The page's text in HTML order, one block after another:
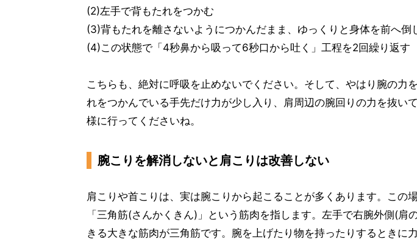
(2)左手で背もたれをつかむ
(3)背もたれを離さないようにつかんだまま、ゆっくりと身体を前へ倒
(4)この状態で「4秒鼻から吸って6秒口から吐く」工程を2回繰り返す
こちらも、絶対に呼吸を止めないでください。そして、やはり腕の力
れをつかんでいる手先だけ力が少し入り、肩周辺の腕回りの力を抜い
様に行ってくださいね。
腕こりを解消しないと肩こりは改善しない
肩こりや首こりは、実は腕こりから起こることが多くあります。この
「三角筋(さんかくきん)」という筋肉を指します。左手で右腕外側(肩
きる大きな筋肉が三角筋です。腕を上げたり物を持ったりするときに力